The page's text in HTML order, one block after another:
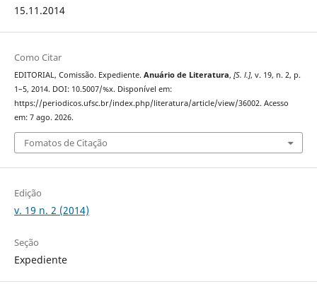
15.11.2014
Como Citar
EDITORIAL, Comissão. Expediente. Anuário de Literatura, [S. l.], v. 19, n. 2, p.
1–5, 2014. DOI: 10.5007/%x. Disponível em:
https://periodicos.ufsc.br/index.php/literatura/article/view/36002. Acesso
em: 7 ago. 2026.
Fomatos de Citação
Edição
v. 19 n. 2 (2014)
Seção
Expediente